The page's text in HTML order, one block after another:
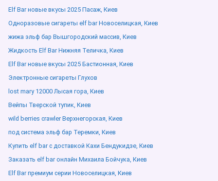
Elf Bar новые вкусы 2025 Пасаж, Киев
Одноразовые сигареты elf bar Новоселицкая, Киев
жижа эльф бар Вышгородский массив, Киев
Жидкость Elf Bar Нижняя Теличка, Киев
Elf Bar новые вкусы 2025 Бастионная, Киев
Электронные сигареты Глухов
lost mary 12000 Лысая гора, Киев
Вейпы Тверской тупик, Киев
wild berries crawler Верхнегорская, Киев
под система эльф бар Теремки, Киев
Купить elf bar с доставкой Кахи Бендукидзе, Киев
Заказать elf bar онлайн Михаила Бойчука, Киев
Elf Bar премиум серии Новоселицкая, Киев